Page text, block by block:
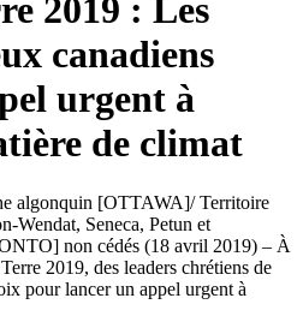
2019 : Les
canadiens
urgent à
de climat
algonquin [OTTAWA]/ Territoire
Wendat, Seneca, Petun et
non cédés (18 avril 2019) – À
2019, des leaders chrétiens de
pour lancer un appel urgent à